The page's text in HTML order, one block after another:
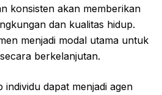
konsisten akan memberikan
dan kualitas hidup.
menjadi modal utama untuk
berkelanjutan.
individu dapat menjadi agen